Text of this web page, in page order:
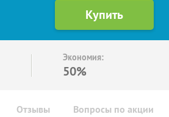
Экономия:
50%
Отзывы Вопросы по акции